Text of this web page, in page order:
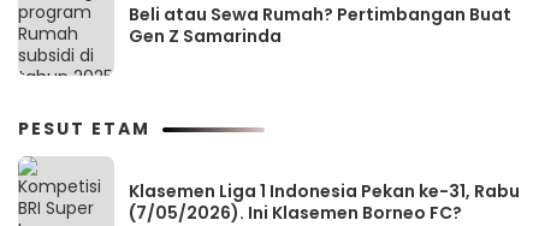
Beli atau Sewa Rumah? Pertimbangan Buat
Gen Z Samarinda
PESUT ETAM
Klasemen Liga 1 Indonesia Pekan ke-31, Rabu
(7/05/2026). Ini Klasemen Borneo FC?